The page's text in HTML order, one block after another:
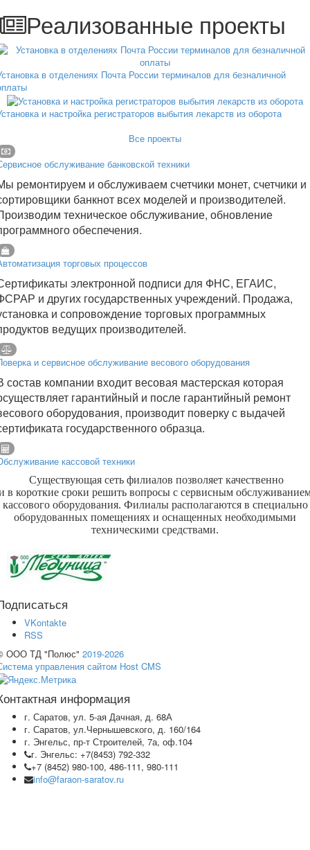
Реализованные проекты
в отделениях Почта России терминалов для безналичной
и настройка регистраторов выбытия лекарств из оборота
Все проекты
обслуживание банковской техники
ремонтируем и обслуживаем счетчики монет, счетчики и
банкнот всех моделей и производителей.
техническое обслуживание, обновление
обеспечения.
торговых процессов
электронной подписи для ФНС, ЕГАИС,
и других государственных учреждений. Продажа,
и сопровождение торговых программных
ведущих производителей.
и сервисное обслуживание весового оборудования
состав компании входит весовая мастерская которая
гарантийный и после гарантийный ремонт
оборудования, производит поверку с выдачей
государственного образца.
кассовой техники
Существующая сеть филиалов позволяет качественно
в короткие сроки решить вопросы с сервисным
кассового оборудования. Филиалы располагаются в специально
оборудованных помещениях и оснащенных необходимыми
техническими средствами.
VKontakte
RSS
ООО ТД "Полюс" 2019-2026
управления сайтом Host CMS
информация
г. Саратов, ул. 5-ая Дачная, д. 68А
г. Саратов, ул.Чернышевского, д. 160/164
г. Энгельс, пр-т Строителей, 7а, оф.104
г. Энгельс: +7(8453) 792-332
+7 (8452) 980-100, 486-111, 980-111
info@faraon-saratov.ru